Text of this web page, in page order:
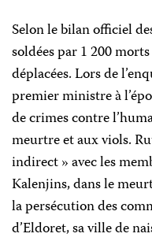
Selon le bilan officiel
soldées par 1 200
déplacées. Lors de
premier ministre à
de crimes contre
meurtre et aux viols.
indirect » avec les
Kalenjins, dans le
la persécution des
d’Eldoret, sa ville de